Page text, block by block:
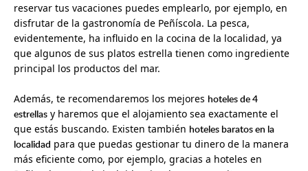
reservar tus vacaciones puedes emplearlo, por ejemplo, en
disfrutar de la gastronomía de Peñíscola. La pesca,
evidentemente, ha influido en la cocina de la localidad, ya
que algunos de sus platos estrella tienen como ingrediente
principal los productos del mar.
Además, te recomendaremos los mejores hoteles de 4
estrellas y haremos que el alojamiento sea exactamente el
que estás buscando. Existen también hoteles baratos en la
localidad para que puedas gestionar tu dinero de la manera
más eficiente como, por ejemplo, gracias a hoteles en